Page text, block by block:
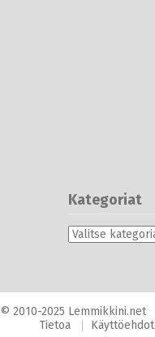
Kategoriat
Kategoriat
© 2010-2025 Lemmikkini.net
Tietoa
Käyttöehdot